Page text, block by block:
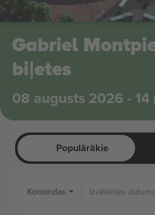
Gabriel
biļetes
08 augusts 2026 -
Populārākie
Komandas